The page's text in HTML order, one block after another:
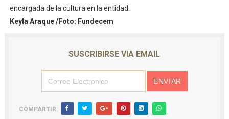
encargada de la cultura en la entidad.
Keyla Araque /Foto: Fundecem
SUSCRIBIRSE VIA EMAIL
COMPARTIR: